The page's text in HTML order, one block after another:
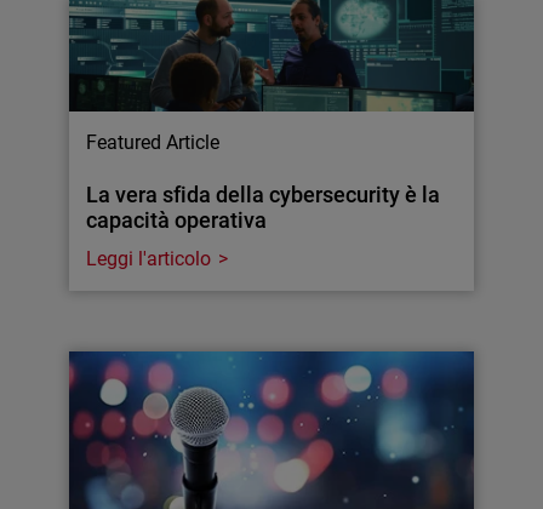
Featured Article
La vera sfida della cybersecurity è la
capacità operativa
Leggi l'articolo